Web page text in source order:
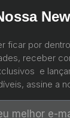
ficar por
receber
e
assine a